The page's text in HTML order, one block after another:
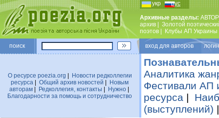
укр рус
Архивные разделы:
архив
Золотой
поэтов
Клубы АП Украины
поиск вход для авторов
О ресурсе poezia.org
Новости редколлегии
ресурса
Общий архив новостей
Новым
авторам| Редколлегия, контакты Нужно|
Благодарности за помощь и сотрудничество
Аналитика
Фестивали АП
ресурса |
(выступлений)